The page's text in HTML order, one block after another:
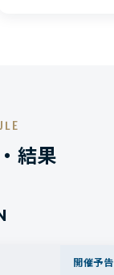
結果
開催予告